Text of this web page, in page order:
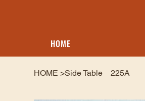
HOME
HOME >Side Table 225A